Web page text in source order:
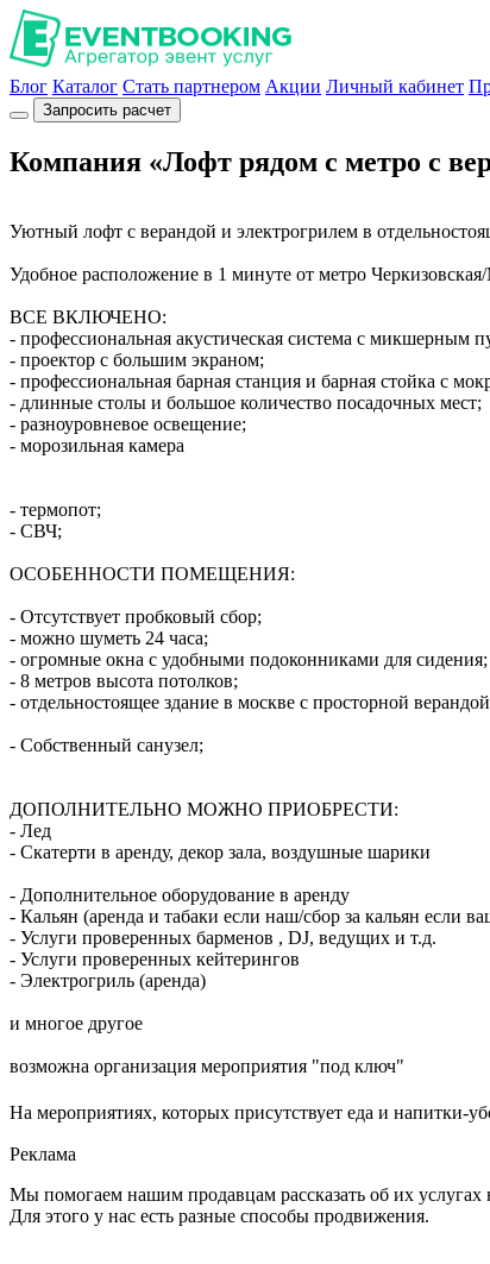
Блог Каталог Стать партнером Акции Личный кабинет
Запросить расчет
Компания «Лофт рядом с метро с
Уютный лофт с верандой и электрогрилем в
Удобное расположение в 1 минуте от метро
ВСЕ ВКЛЮЧЕНО:
- профессиональная акустическая система с микшерным
- проектор с большим экраном;
- профессиональная барная станция и барная стойка с
- длинные столы и большое количество посадочных мест;
- разноуровневое освещение;
- морозильная камера
- термопот;
- СВЧ;
ОСОБЕННОСТИ ПОМЕЩЕНИЯ:
- Отсутствует пробковый сбор;
- можно шуметь 24 часа;
- огромные окна с удобными подоконниками для сидения;
- 8 метров высота потолков;
- отдельностоящее здание в москве с просторной
- Собственный санузел;
ДОПОЛНИТЕЛЬНО МОЖНО ПРИОБРЕСТИ:
- Лед
- Скатерти в аренду, декор зала, воздушные шарики
- Дополнительное оборудование в аренду
- Кальян (аренда и табаки если наш/сбор за кальян если
- Услуги проверенных барменов , DJ, ведущих и т.д.
- Услуги проверенных кейтерингов
- Электрогриль (аренда)
и многое другое
возможна организация мероприятия "под ключ"
На мероприятиях, которых присутствует еда и напитки-
Реклама
Мы помогаем нашим продавцам рассказать об их услугах
Для этого у нас есть разные способы продвижения.